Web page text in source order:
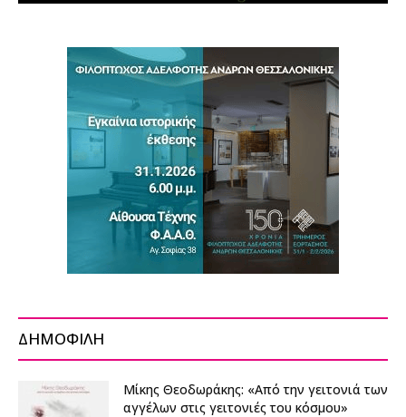
ΔΗΜΟΦΙΛΗ
Μίκης Θεοδωράκης: «Από την γειτονιά των
αγγέλων στις γειτονιές του κόσμου»